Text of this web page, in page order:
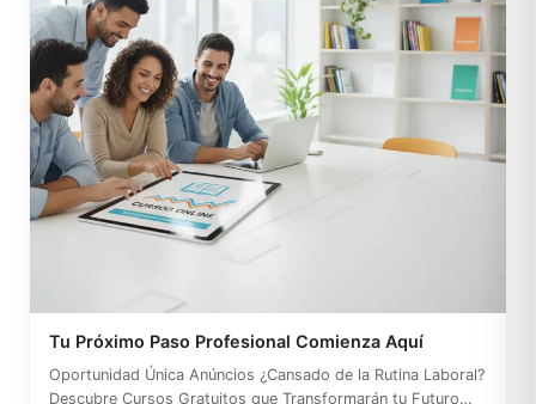
Tu Próximo Paso Profesional Comienza Aquí
Oportunidad Única Anúncios ¿Cansado de la Rutina Laboral?
Descubre Cursos Gratuitos que Transformarán tu Futuro